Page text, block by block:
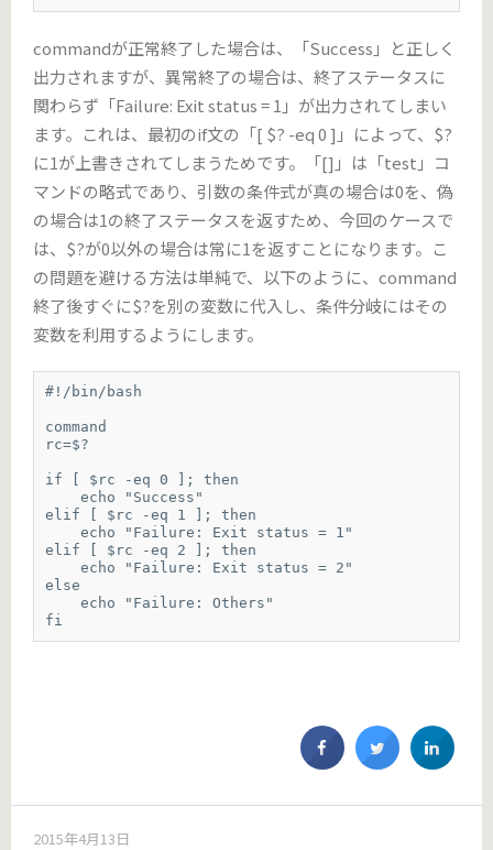
commandが正常終了した場合は、「Success」と正しく
出力されますが、異常終了の場合は、終了ステータスに
関わらず「Failure: Exit status = 1」が出力されてしまい
ます。これは、最初のif文の「[ $? -eq 0 ]」によって、$?
に1が上書きされてしまうためです。「[]」は「test」コ
マンドの略式であり、引数の条件式が真の場合は0を、偽
の場合は1の終了ステータスを返すため、今回のケースで
は、$?が0以外の場合は常に1を返すことになります。こ
の問題を避ける方法は単純で、以下のように、command
終了後すぐに$?を別の変数に代入し、条件分岐にはその
変数を利用するようにします。
#!/bin/bash
command
rc=$?
if [ $rc -eq 0 ]; then
    echo "Success"
elif [ $rc -eq 1 ]; then
    echo "Failure: Exit status = 1"
elif [ $rc -eq 2 ]; then
    echo "Failure: Exit status = 2"
else
    echo "Failure: Others"
fi
2015年4月13日